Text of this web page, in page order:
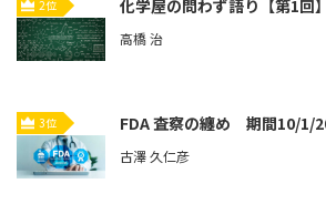
2位 化学屋の問わず語り【第1回】
高橋 治
3位 FDA 査察の纏め 期間10/1/
古澤 久仁彦